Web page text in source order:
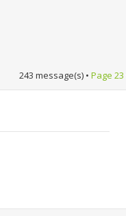
243 message(s) • Page 23